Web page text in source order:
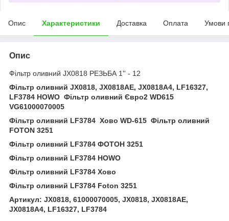
Опис Характеристики Доставка Оплата Умови
Опис
Фільтр оливний JX0818 РЕЗЬБА 1'' - 12
Фільтр оливний JX0818, JX0818AE, JX0818A4, LF16327,
LF3784 HOWO Фільтр оливний Євро2 WD615
VG61000070005
Фільтр оливний LF3784 Хово WD-615 Фільтр оливний
FOTON 3251
Фільтр оливний LF3784 ФОТОН 3251
Фільтр оливний LF3784 HOWO
Фільтр оливний LF3784 Хово
Фільтр оливний LF3784 Foton 3251
Артикул: JX0818, 61000070005, JX0818, JX0818AE,
JX0818A4, LF16327, LF3784